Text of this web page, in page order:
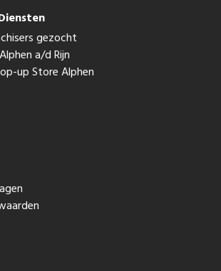
gezocht
a/d Rijn
up Store Alphen